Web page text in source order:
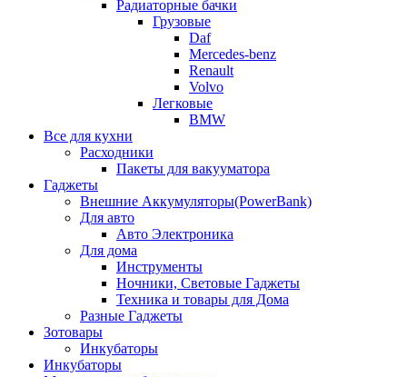
Радиаторные бачки
Грузовые
Daf
Mercedes-benz
Renault
Volvo
Легковые
BMW
Все для кухни
Расходники
Пакеты для вакууматора
Гаджеты
Внешние Аккумуляторы(PowerBank)
Для авто
Авто Электроника
Для дома
Инструменты
Ночники, Световые Гаджеты
Техника и товары для Дома
Разные Гаджеты
Зотовары
Инкубаторы
Инкубаторы